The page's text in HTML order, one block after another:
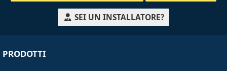
SEI UN INSTALLATORE?
PRODOTTI